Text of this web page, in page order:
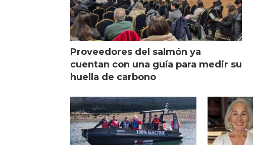
Proveedores del salmón ya
cuentan con una guía para medir su
huella de carbono